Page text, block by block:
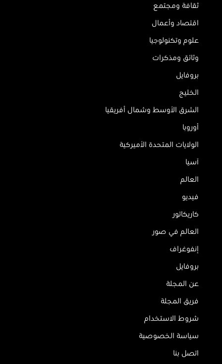
ثقافة ومجتمع
اقتصاد وأعمال
علوم وتكنولوجيا
وثائق ومذكرات
بروفايل
الخليج
الشرق الأوسط وشمال أفريقيا
أوروبا
الولايات المتحدة الأميركية
آسيا
العالم
فيديو
كاريكاتور
العالم في صور
إنفوغراف
بروفايل
عن المجلة
فريق المجلة
شروط الاستخدام
سياسة الخصوصية
اتصل بنا